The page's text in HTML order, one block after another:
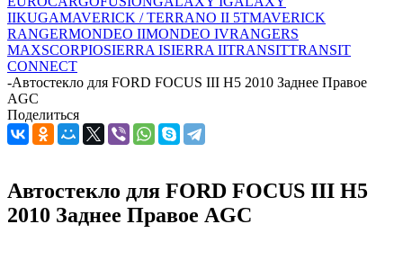
IIKUGAMAVERICK / TERRANO II 5TMAVERICK
RANGERMONDEO IIMONDEO IVRANGERS
MAXSCORPIOSIERRA ISIERRA IITRANSITTRANSIT
CONNECT
-Автостекло для FORD FOCUS III H5 2010 Заднее Правое
AGC
Поделиться
Автостекло для FORD FOCUS III H5
2010 Заднее Правое AGC